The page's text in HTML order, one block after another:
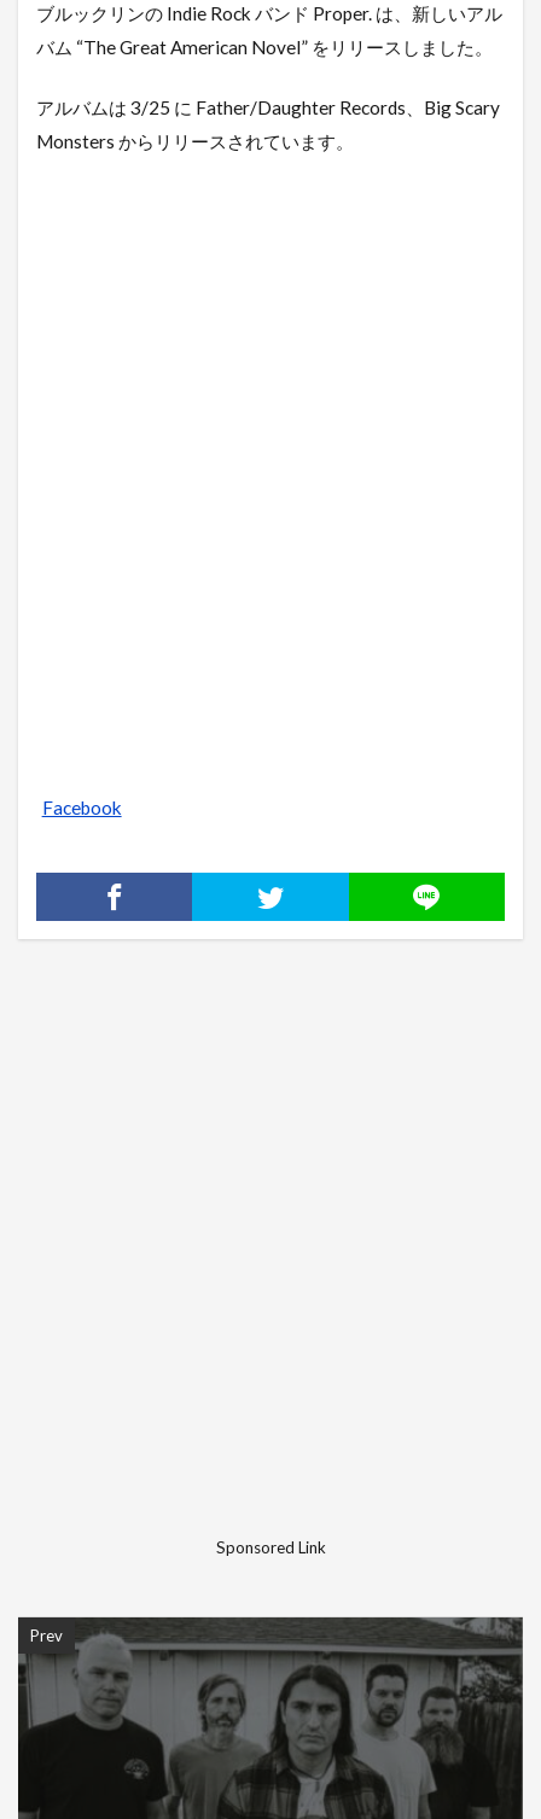
ブルックリンの Indie Rock バンド Proper. は、新しいアル
バム “The Great American Novel” をリリースしました。
アルバムは 3/25 に Father/Daughter Records、Big Scary
Monsters からリリースされています。
Facebook
Sponsored Link
Prev